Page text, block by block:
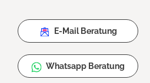
E-Mail Beratung
Whatsapp Beratung